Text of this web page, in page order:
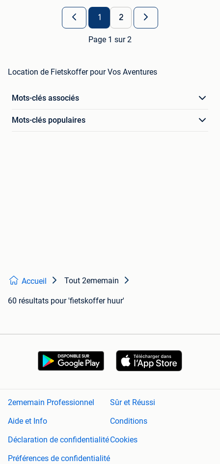
1 2
Page 1 sur 2
Location de Fietskoffer pour Vos Aventures
Mots-clés associés
Mots-clés populaires
Accueil Tout 2ememain
60 résultats pour 'fietskoffer huur'
2ememain Professionnel
Sûr et Réussi
Aide et Info
Conditions
Déclaration de confidentialitéCookies
Préférences de confidentialité